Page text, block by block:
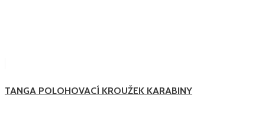
TANGA POLOHOVACÍ KROUŽEK KARABINY